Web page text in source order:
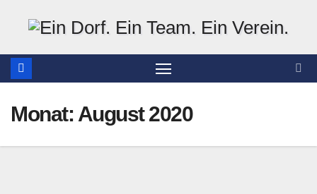
springen
Monat: August 2020